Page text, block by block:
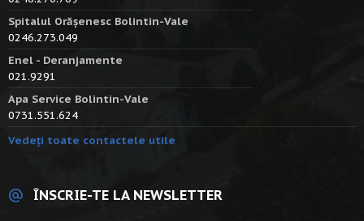
Spitalul Orășenesc Bolintin-Vale
0246.273.049
Enel - Deranjamente
021.9291
Apa Service Bolintin-Vale
0731.551.624
Vedeți toate contactele utile
ÎNSCRIE-TE LA NEWSLETTER